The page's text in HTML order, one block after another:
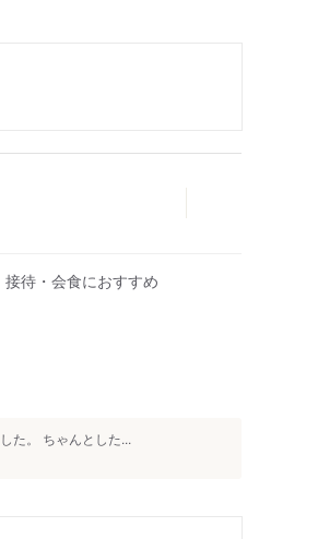
待・会食におすすめ
た。 ちゃんとした...